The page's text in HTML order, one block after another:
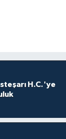
H.C.'ye